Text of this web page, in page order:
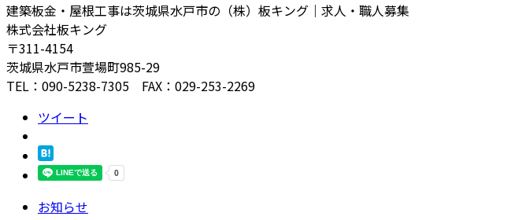
建築板金・屋根工事は茨城県水戸市の（株）板キング｜求人・職人募集
株式会社板キング
〒311-4154
茨城県水戸市萱場町985-29
TEL：090-5238-7305 FAX：029-253-2269
ツイート
お知らせ